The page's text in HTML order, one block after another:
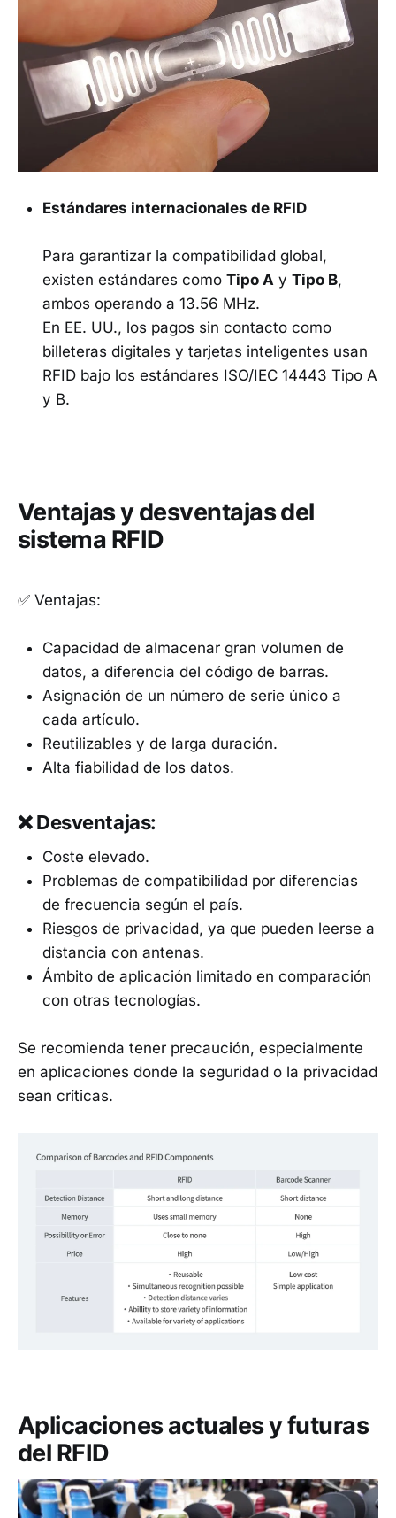
Estándares internacionales de RFID
Para garantizar la compatibilidad global,
existen estándares como Tipo A y Tipo B,
ambos operando a 13.56 MHz.
En EE. UU., los pagos sin contacto como
billeteras digitales y tarjetas inteligentes usan
RFID bajo los estándares ISO/IEC 14443 Tipo A
y B.
Ventajas y desventajas del
sistema RFID
✅ Ventajas:
Capacidad de almacenar gran volumen de
datos, a diferencia del código de barras.
Asignación de un número de serie único a
cada artículo.
Reutilizables y de larga duración.
Alta fiabilidad de los datos.
❌ Desventajas:
Coste elevado.
Problemas de compatibilidad por diferencias
de frecuencia según el país.
Riesgos de privacidad, ya que pueden leerse a
distancia con antenas.
Ámbito de aplicación limitado en comparación
con otras tecnologías.
Se recomienda tener precaución, especialmente
en aplicaciones donde la seguridad o la privacidad
sean críticas.
Aplicaciones actuales y futuras
del RFID